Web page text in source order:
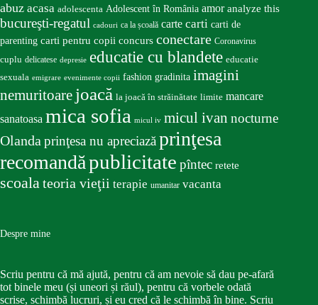
abuz acasa adolescenta Adolescent în România amor analyze this
bucureşti-regatul cadouri ca la școală carte carti carti de
parenting carti pentru copii concurs conectare Coronavirus
cuplu delicatese depresie educatie cu blandete educatie
sexuala emigrare evenimente copii fashion gradinita imagini
nemuritoare joacă la joacă în străinătate limite mancare
sanatoasa mica sofia micul iv micul ivan nocturne
Olandaprinţesa nu apreciazăprinţesa
recomandăpublicitate pîntec retete
scoalateoria vieţii terapie umanitar vacanta
Despre mine
Scriu pentru că mă ajută, pentru că am nevoie să dau pe-afară
tot binele meu (și uneori și răul), pentru că vorbele odată
scrise, schimbă lucruri, și eu cred că le schimbă în bine. Scriu